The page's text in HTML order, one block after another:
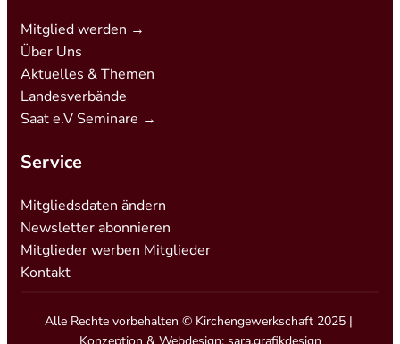
Mitglied werden →
Über Uns
Aktuelles & Themen
Landesverbände
Saat e.V Seminare →
Service
Mitgliedsdaten ändern
Newsletter abonnieren
Mitglieder werben Mitglieder
Kontakt
Alle Rechte vorbehalten © Kirchengewerkschaft 2025 |